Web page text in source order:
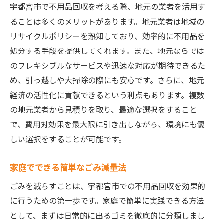
安全で正しい廃棄方法の提案
自治体との協力による効率アップ
エコライフを実現するためのヒント
宇都宮市での不用品回収を効率化するためのベ
ストプラクティス
不用品回収の事前準備と計画
地域の収集スケジュールを活用する
シンプルでスムーズな仕分け方法
リサイクルセンターの賢い利用法
不要品をお金に変える方法
宇都宮市でのごみ片付けが生む快適な生活の秘
訣
宇都宮市で不用品回収を考える際、地元の業者を活用す
ることは多くのメリットがあります。地元業者は地域の
リサイクルポリシーを熟知しており、効率的に不用品を
処分する手段を提供してくれます。また、地元ならでは
のフレキシブルなサービスや迅速な対応が期待できるた
め、引っ越しや大掃除の際にも安心です。さらに、地元
経済の活性化に貢献できるという利点もあります。複数
の地元業者から見積りを取り、最適な選択をすること
で、費用対効果を最大限に引き出しながら、環境にも優
しい選択をすることが可能です。
家庭でできる簡単なごみ減量法
ごみを減らすことは、宇都宮市での不用品回収を効果的
に行うための第一歩です。家庭で簡単に実践できる方法
として、まずは日常的に出るゴミを徹底的に分類しまし